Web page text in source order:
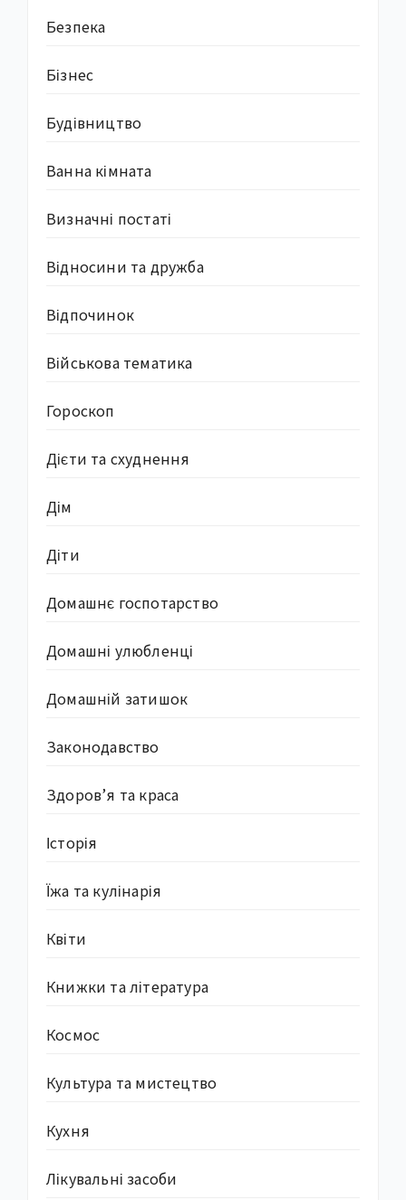
Безпека
Бізнес
Будівництво
Ванна кімната
Визначні постаті
Відносини та дружба
Відпочинок
Військова тематика
Гороскоп
Дієти та схуднення
Дім
Діти
Домашнє госпотарство
Домашні улюбленці
Домашній затишок
Законодавство
Здоров’я та краса
Історія
Їжа та кулінарія
Квіти
Книжки та література
Космос
Культура та мистецтво
Кухня
Лікувальні засоби